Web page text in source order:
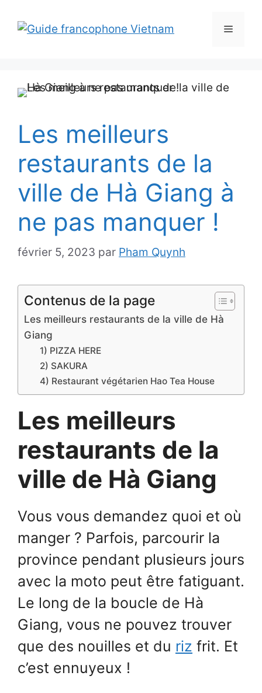
Menu
Les meilleurs
restaurants de la
ville de Hà Giang à
ne pas manquer !
février 5, 2023 par Pham Quynh
Contenus de la page
Les meilleurs restaurants de la ville de Hà
Giang
1) PIZZA HERE
2) SAKURA
4) Restaurant végétarien Hao Tea House
Les meilleurs
restaurants de la
ville de Hà Giang
Vous vous demandez quoi et où
manger ? Parfois, parcourir la
province pendant plusieurs jours
avec la moto peut être fatiguant.
Le long de la boucle de Hà
Giang, vous ne pouvez trouver
que des nouilles et du riz frit. Et
c’est ennuyeux !